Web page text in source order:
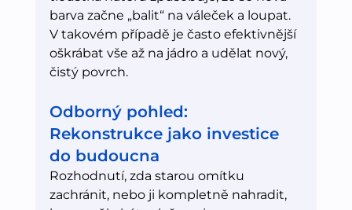
barva začne „balit“ na váleček a loupat.
V takovém případě je často efektivnější
oškrábat vše až na jádro a udělat nový,
čistý povrch.
Odborný pohled:
Rekonstrukce jako investice
do budoucna
Rozhodnutí, zda starou omítku
zachránit, nebo ji kompletně nahradit,